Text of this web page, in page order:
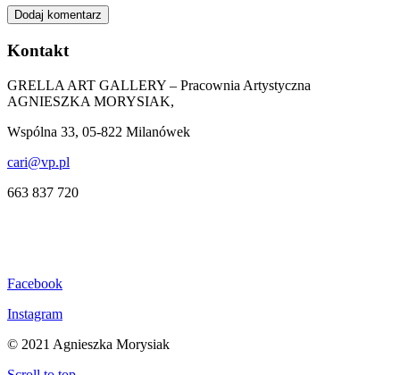
Kontakt
GRELLA ART GALLERY – Pracownia Artystyczna
AGNIESZKA MORYSIAK,
Wspólna 33, 05-822 Milanówek
cari@vp.pl
663 837 720
Facebook
Instagram
© 2021 Agnieszka Morysiak